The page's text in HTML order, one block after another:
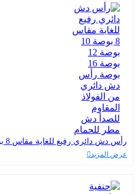
رأس دش دائري رفيع للغاية مقاس 8 بوصة 10 بوصة 12 بوصة 16 بوصة رأس دش دائري من الفولاذ المقاوم للصدأ دش مطر للحمام
عرض المزيد